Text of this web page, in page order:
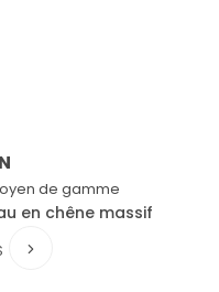
de gamme
en chêne massif